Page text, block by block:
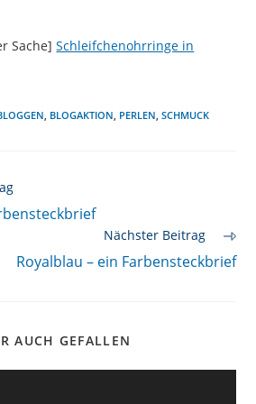
Sache]Schleifchenohrringe in
BLOGAKTION PERLEN SCHMUCK
Nächster Beitrag
Royalblau – ein Farbensteckbrief
AUCH GEFALLEN